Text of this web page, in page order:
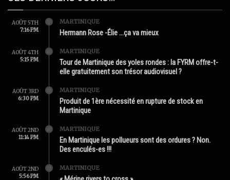
AOÛT 5TH
7:16 PM
MARTINIQUE
Hermann Rose -Élie …ça va mieux
AOÛT 4TH
5:15 PM
MARTINIQUE
Tour de Martinique des yoles rondes : la FYRM offre-t-
elle gratuitement son trésor audiovisuel ?
AOÛT 3RD
6:30 PM
MARTINIQUE
Produit de 1ère nécessité en rupture de stock en
Martinique
AOÛT 2ND
11:14 PM
MARTINIQUE
En Martinique les pollueurs sont des ordures ? Non.
Des enculés-es !!!
AOÛT 2ND
5:56 PM
MARTINIQUE